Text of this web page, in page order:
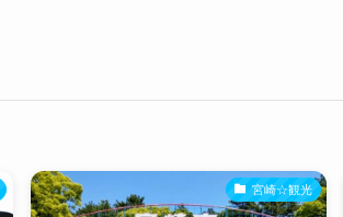
宮崎☆観光